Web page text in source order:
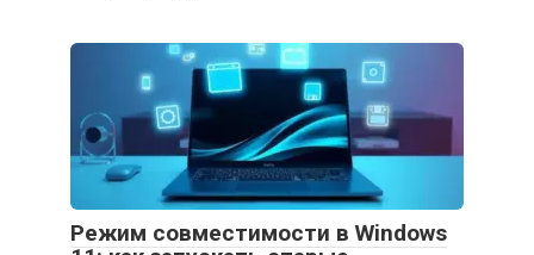
Режим совместимости в Windows